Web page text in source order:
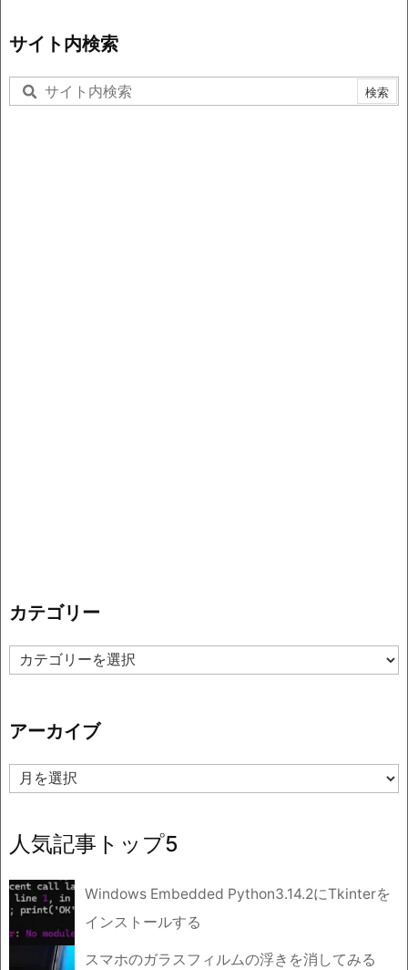
サイト内検索
カテゴリー
カ
テ
ー
アーカイブ
ア
ー
イ
ブ
人気記事トップ5
Windows Embedded Python3.14.2にTkinterを
インストールする
スマホのガラスフィルムの浮きを消してみる